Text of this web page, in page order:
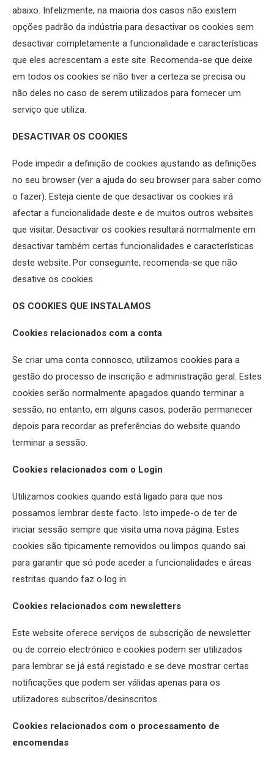
abaixo. Infelizmente, na maioria dos casos não existem
opções padrão da indústria para desactivar os cookies sem
desactivar completamente a funcionalidade e características
que eles acrescentam a este site. Recomenda-se que deixe
em todos os cookies se não tiver a certeza se precisa ou
não deles no caso de serem utilizados para fornecer um
serviço que utiliza.
DESACTIVAR OS COOKIES
Pode impedir a definição de cookies ajustando as definições
no seu browser (ver a ajuda do seu browser para saber como
o fazer). Esteja ciente de que desactivar os cookies irá
afectar a funcionalidade deste e de muitos outros websites
que visitar. Desactivar os cookies resultará normalmente em
desactivar também certas funcionalidades e características
deste website. Por conseguinte, recomenda-se que não
desative os cookies.
OS COOKIES QUE INSTALAMOS
Cookies relacionados com a conta
Se criar uma conta connosco, utilizamos cookies para a
gestão do processo de inscrição e administração geral. Estes
cookies serão normalmente apagados quando terminar a
sessão, no entanto, em alguns casos, poderão permanecer
depois para recordar as preferências do website quando
terminar a sessão.
Cookies relacionados com o Login
Utilizamos cookies quando está ligado para que nos
possamos lembrar deste facto. Isto impede-o de ter de
iniciar sessão sempre que visita uma nova página. Estes
cookies são tipicamente removidos ou limpos quando sai
para garantir que só pode aceder a funcionalidades e áreas
restritas quando faz o log in.
Cookies relacionados com newsletters
Este website oferece serviços de subscrição de newsletter
ou de correio electrónico e cookies podem ser utilizados
para lembrar se já está registado e se deve mostrar certas
notificações que podem ser válidas apenas para os
utilizadores subscritos/desinscritos.
Cookies relacionados com o processamento de
encomendas